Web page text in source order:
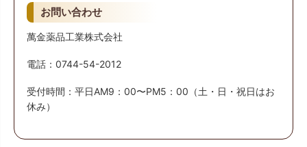
お問い合わせ
萬金薬品工業株式会社
電話：0744-54-2012
受付時間：平日AM9：00〜PM5：00（土・日・祝日はお
休み）